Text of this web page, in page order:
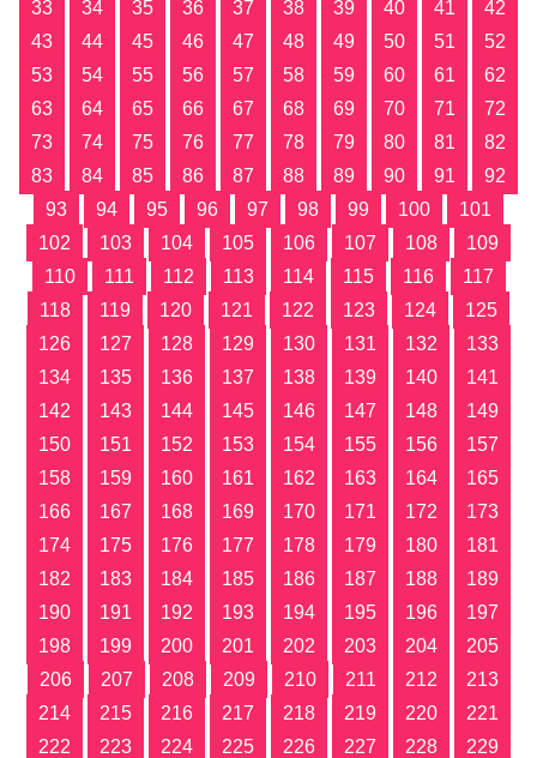
33
34 35 36 37 38 39 40 41
42
43
44 45 46 47 48 49 50 51
52
53
54 55 56 57 58 59 60 61
62
63
64 65 66 67 68 69 70 71
72
73
74 75 76 77 78 79 80 81
82
83
84 85 86 87 88 89 90 91
92
93
94 95 96 97 98 99 100
101
102
103 104 105 106 107 108
109
110
111 112 113 114 115 116
117
118
119 120 121 122 123 124
125
126
127 128 129 130 131 132
133
134
135 136 137 138 139 140
141
142
143 144 145 146 147 148
149
150
151 152 153 154 155 156
157
158
159 160 161 162 163 164
165
166
167 168 169 170 171 172
173
174
175 176 177 178 179 180
181
182
183 184 185 186 187 188
189
190
191 192 193 194 195 196
197
198
199 200 201 202 203 204
205
206
207 208 209 210 211 212
213
214
215 216 217 218 219 220
221
222
223 224 225 226 227 228
229